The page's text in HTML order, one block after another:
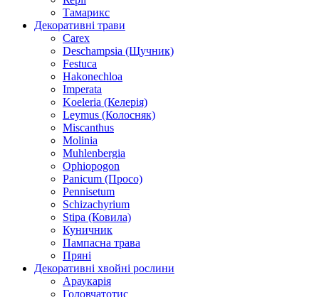
Тамарикс
Декоративні трави
Carex
Deschampsia (Щучник)
Festuca
Hakonechloa
Imperata
Koeleria (Келерія)
Leymus (Колосняк)
Miscanthus
Molinia
Muhlenbergia
Ophiopogon
Panicum (Просо)
Pennisetum
Schizachyrium
Stipa (Ковила)
Куничник
Пампасна трава
Пряні
Декоративні хвойні рослини
Араукарія
Головчатотис